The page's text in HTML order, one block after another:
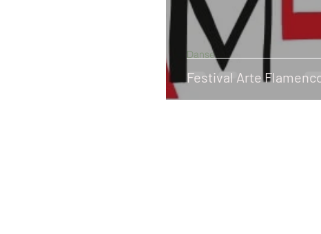
Festival Arte
Danse